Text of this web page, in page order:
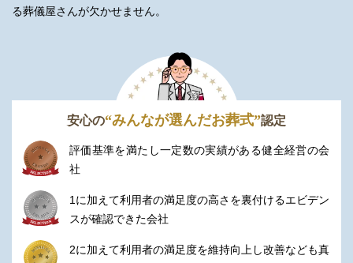
る葬儀屋さんが欠かせません。
安心の“みんなが選んだお葬式”認定
評価基準を満たし一定数の実績がある健全経営の会
社
1に加えて利用者の満足度の高さを裏付けるエビデン
スが確認できた会社
2に加えて利用者の満足度を維持向上し改善なども真